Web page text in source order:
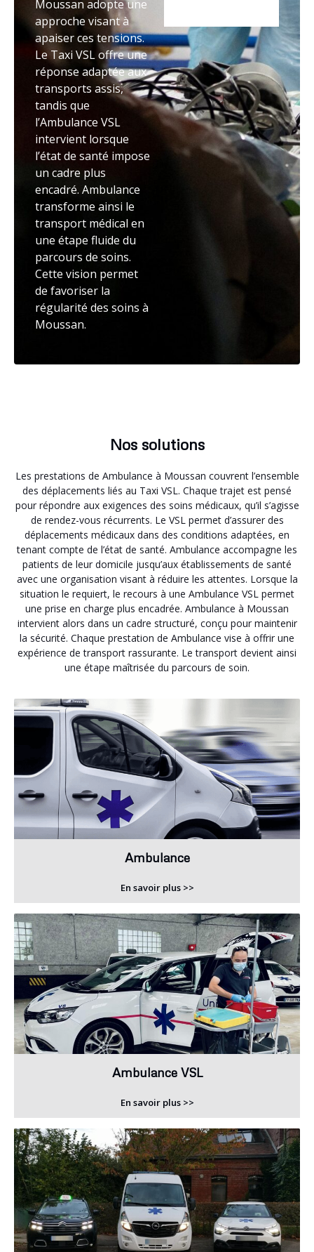
Moussan adopte une
approche visant à
apaiser ces tensions.
Le Taxi VSL offre une
réponse adaptée aux
transports assis,
tandis que
l’Ambulance VSL
intervient lorsque
l’état de santé impose
un cadre plus
encadré. Ambulance
transforme ainsi le
transport médical en
une étape fluide du
parcours de soins.
Cette vision permet
de favoriser la
régularité des soins à
Moussan.
Nos solutions
Les prestations de Ambulance à Moussan couvrent l’ensemble
des déplacements liés au Taxi VSL. Chaque trajet est pensé
pour répondre aux exigences des soins médicaux, qu’il s’agisse
de rendez-vous récurrents. Le VSL permet d’assurer des
déplacements médicaux dans des conditions adaptées, en
tenant compte de l’état de santé. Ambulance accompagne les
patients de leur domicile jusqu’aux établissements de santé
avec une organisation visant à réduire les attentes. Lorsque la
situation le requiert, le recours à une Ambulance VSL permet
une prise en charge plus encadrée. Ambulance à Moussan
intervient alors dans un cadre structuré, conçu pour maintenir
la sécurité. Chaque prestation de Ambulance vise à offrir une
expérience de transport rassurante. Le transport devient ainsi
une étape maîtrisée du parcours de soin.
Ambulance
En savoir plus >>
Ambulance VSL
En savoir plus >>